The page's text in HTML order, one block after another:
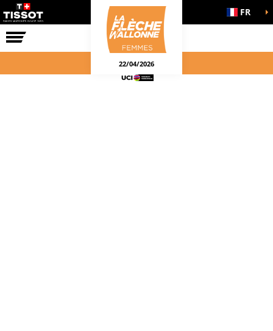
COURSE FR
22/04/2026